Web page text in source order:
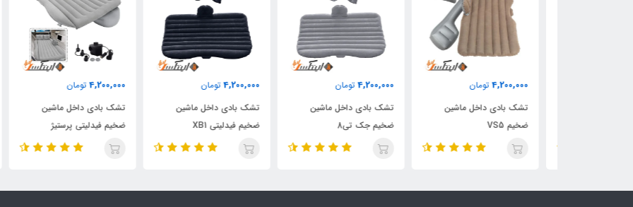
4,200,000 تومان
تشک بادی داخل ماشین
ضخیم VS5
4,200,000 تومان
تشک بادی داخل ماشین
ضخیم جک تی8
4,200,000 تومان
تشک بادی داخل ماشین
ضخیم فیدلیتی XB1
4,200,000 تومان
تشک بادی داخل ماشین
ضخیم فیدلیتی پرستیژ